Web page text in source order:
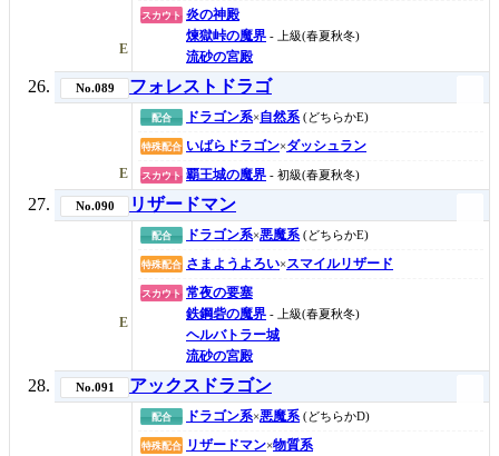
E
スカウト 炎の神殿
煉獄峠の魔界 - 上級(春夏秋冬)
流砂の宮殿
No.089 フォレストドラゴ
E
配合 ドラゴン系×自然系 (どちらかE)
特殊配合 いばらドラゴン×ダッシュラン
スカウト 覇王城の魔界 - 初級(春夏秋冬)
No.090 リザードマン
E
配合 ドラゴン系×悪魔系 (どちらかE)
特殊配合 さまようよろい×スマイルリザード
スカウト 常夜の要塞
鉄鋼砦の魔界 - 上級(春夏秋冬)
ヘルバトラー城
流砂の宮殿
No.091 アックスドラゴン
配合 ドラゴン系×悪魔系 (どちらかD)
特殊配合 リザードマン×物質系